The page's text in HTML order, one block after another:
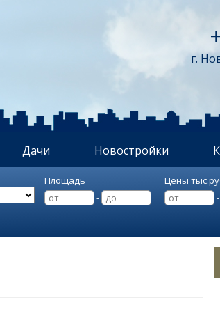
г.
Дачи Новостройки
Площадь
-
Цены
-